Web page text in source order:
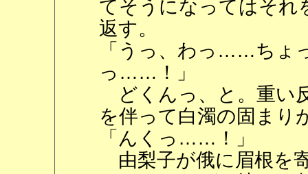
てそうになってはそれ
返す。
「うっ、わっ……ち
っ……！」
どくんっ、と。重い
を伴って白濁の固まり
「んくっ……！」
由梨子が俄に眉根を